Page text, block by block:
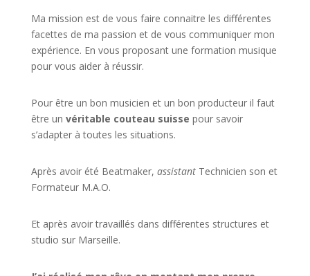
Ma mission est de vous faire connaitre les différentes
facettes de ma passion et de vous communiquer mon
expérience. En vous proposant une formation musique
pour vous aider à réussir.
Pour être un bon musicien et un bon producteur il faut
être un véritable couteau suisse pour savoir
s’adapter à toutes les situations.
Après avoir été Beatmaker, assistant Technicien son et
Formateur M.A.O.
Et après avoir travaillés dans différentes structures et
studio sur Marseille.